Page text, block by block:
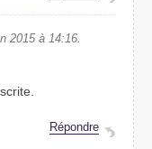
2015 à 14:16.
Répondre